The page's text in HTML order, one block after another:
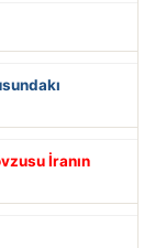
İranın